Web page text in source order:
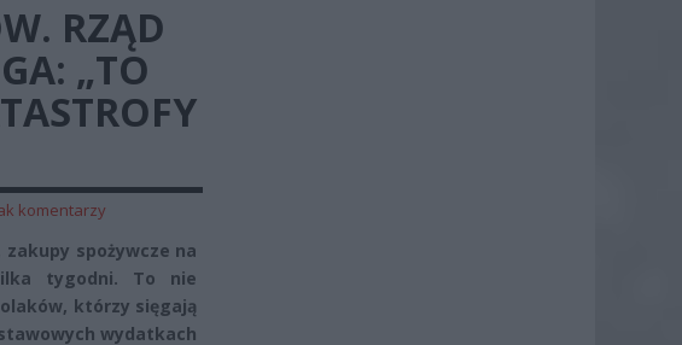
RZĄD
„TO
komentarzy
spożywcze na
tygodni. To nie
którzy sięgają
wydatkach